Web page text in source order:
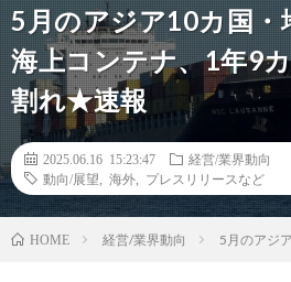
5月のアジア10カ国・
海上コンテナ、1年9
割れ★速報
2025.06.16 15:23:47
経営/業界動向
動向/展望
海外 プレスリリースなど
HOME 経営/業界動向 5月のアジ